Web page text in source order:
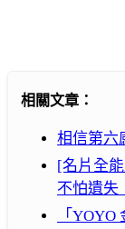
相關文章：
相信第六
[名片全
不怕遺失
「